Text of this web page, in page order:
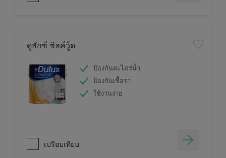
ดูลักซ์ ซิลค์วู้ด
ป้องกันตะไคร่น้ำ
ป้องกันเชื้อรา
ใช้งานง่าย
เปรียบเทียบ